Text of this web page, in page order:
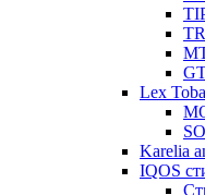
Lex
Karelia
IQOS